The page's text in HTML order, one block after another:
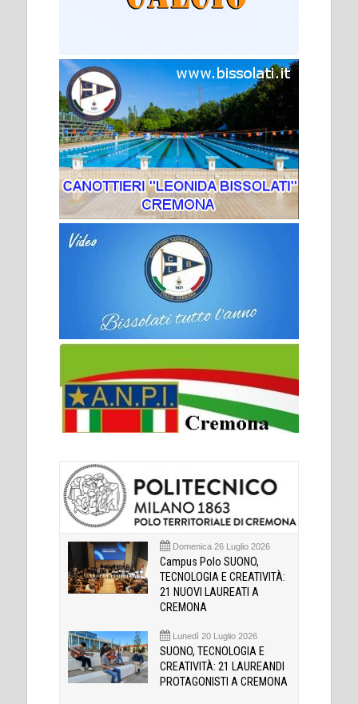
Domenica 26 Luglio 2026
Campus Polo SUONO,
TECNOLOGIA E CREATIVITÀ:
21 NUOVI LAUREATI A
CREMONA
Lunedì 20 Luglio 2026
SUONO, TECNOLOGIA E
CREATIVITÀ: 21 LAUREANDI
PROTAGONISTI A CREMONA